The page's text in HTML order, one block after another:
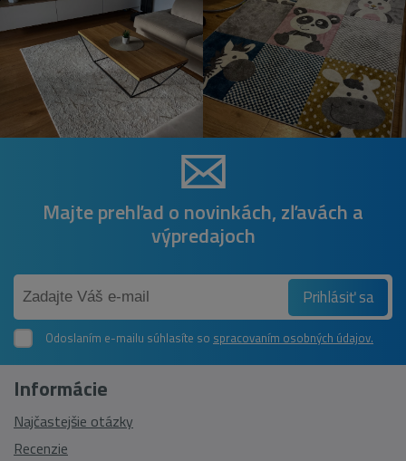
Majte prehľad o novinkách, zľavách a
výpredajoch
Prihlásiť sa
Odoslaním e-mailu súhlasíte so spracovaním osobných údajov.
Informácie
Najčastejšie otázky
Recenzie